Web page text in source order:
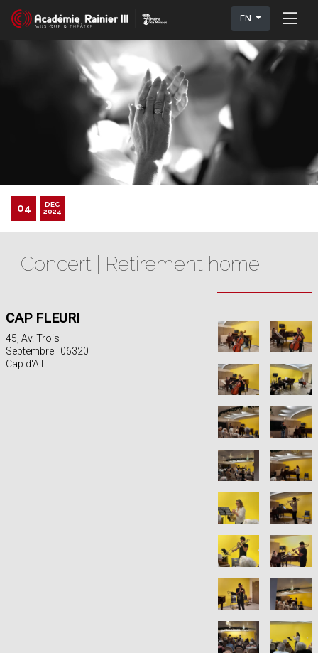
EN
04
DEC
2024
Concert | Retirement home
CAP FLEURI
45, Av. Trois
Septembre | 06320
Cap d'Ail